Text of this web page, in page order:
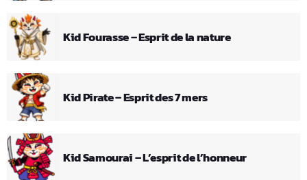
Kid Fourasse – Esprit de la nature
Kid Pirate – Esprit des 7 mers
Kid Samourai – L’esprit de l’honneur